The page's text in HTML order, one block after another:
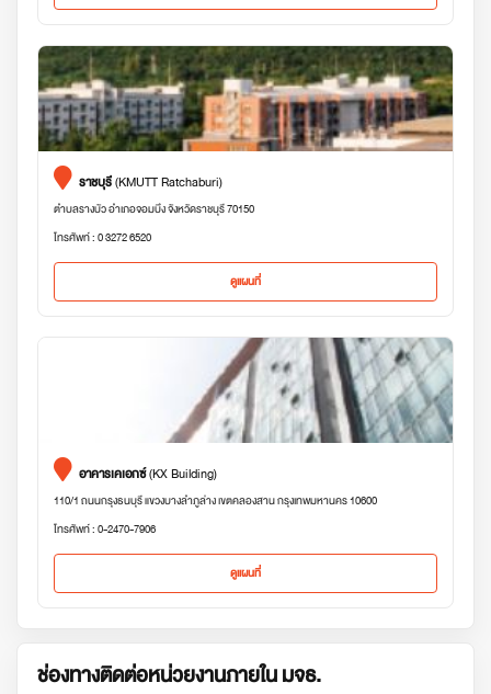
ราชบุรี(KMUTT Ratchaburi)
ตำบลรางบัว อำเภอจอมบึง จังหวัดราชบุรี 70150
โทรศัพท์ : 0 3272 6520
ดูแผนที่
อาคารเคเอกซ์(KX Building)
110/1 ถนนกรุงธนบุรี แขวงบางลำภูล่าง เขตคลองสาน กรุงเทพมหานคร 10600
โทรศัพท์ : 0-2470-7906
ดูแผนที่
ช่องทางติดต่อหน่วยงานภายใน มจธ.